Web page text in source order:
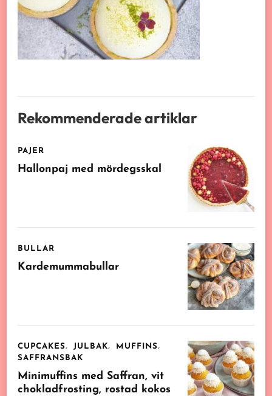
Rekommenderade artiklar
PAJER
Hallonpaj med mördegsskal
BULLAR
Kardemummabullar
CUPCAKES JULBAK
MUFFINS
SAFFRANSBAK
Minimuffins med Saffran, vit
chokladfrosting, rostad kokos